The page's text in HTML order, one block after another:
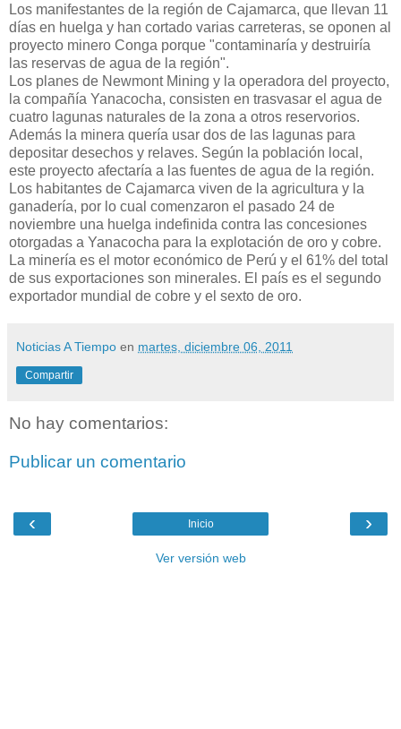
Los manifestantes de la región de Cajamarca, que llevan 11
días en huelga y han cortado varias carreteras, se oponen al
proyecto minero Conga porque "contaminaría y destruiría
las reservas de agua de la región".
Los planes de Newmont Mining y la operadora del proyecto,
la compañía Yanacocha, consisten en trasvasar el agua de
cuatro lagunas naturales de la zona a otros reservorios.
Además la minera quería usar dos de las lagunas para
depositar desechos y relaves. Según la población local,
este proyecto afectaría a las fuentes de agua de la región.
Los habitantes de Cajamarca viven de la agricultura y la
ganadería, por lo cual comenzaron el pasado 24 de
noviembre una huelga indefinida contra las concesiones
otorgadas a Yanacocha para la explotación de oro y cobre.
La minería es el motor económico de Perú y el 61% del total
de sus exportaciones son minerales. El país es el segundo
exportador mundial de cobre y el sexto de oro.
Noticias A Tiempo en martes, diciembre 06, 2011
Compartir
No hay comentarios:
Publicar un comentario
‹ ›
Inicio
Ver versión web